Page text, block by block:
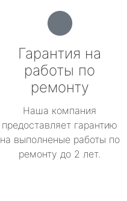
Гарантия на
работы по
ремонту
Наша компания
предоставляет гарантию
на выполненые работы по
ремонту до 2 лет.